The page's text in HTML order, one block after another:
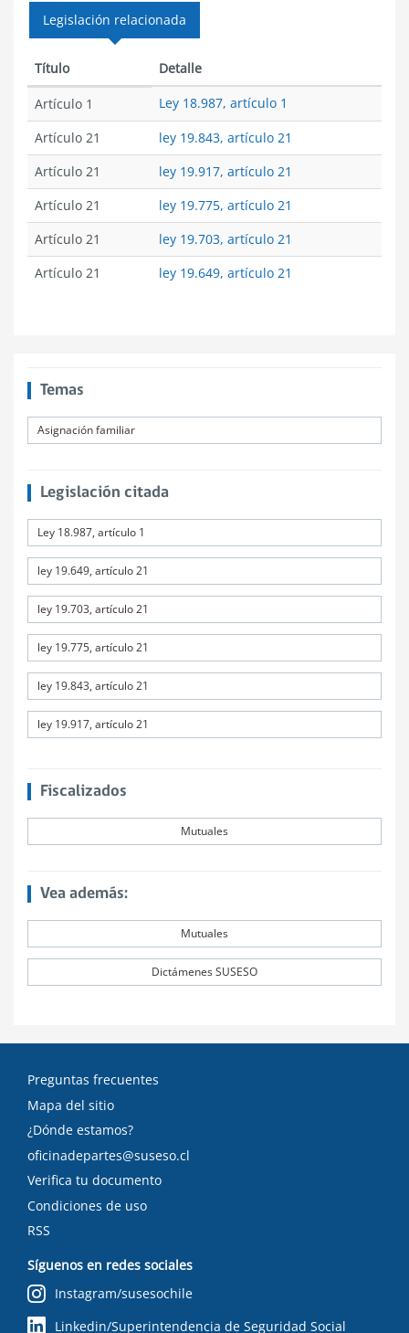
Legislación relacionada
Título Detalle
Artículo 1
Ley 18.987, artículo 1
Artículo 21
ley 19.843, artículo 21
Artículo 21
ley 19.917, artículo 21
Artículo 21
ley 19.775, artículo 21
Artículo 21
ley 19.703, artículo 21
Artículo 21
ley 19.649, artículo 21
Temas
Asignación familiar
Legislación citada
Ley 18.987, artículo 1
ley 19.649, artículo 21
ley 19.703, artículo 21
ley 19.775, artículo 21
ley 19.843, artículo 21
ley 19.917, artículo 21
Fiscalizados
Mutuales
Vea además:
Mutuales
Dictámenes SUSESO
Preguntas frecuentes
Mapa del sitio
¿Dónde estamos?
oficinadepartes@suseso.cl
Verifica tu documento
Condiciones de uso
RSS
Síguenos en redes sociales
Instagram/susesochile
Linkedin/Superintendencia de Seguridad Social